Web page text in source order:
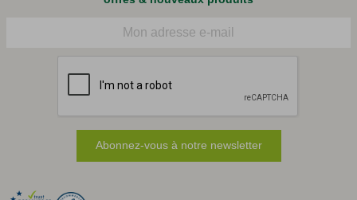
Abonnez-vous à notre newsletter